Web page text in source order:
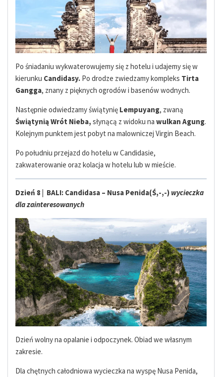
Po śniadaniu wykwaterowujemy się z hotelu i udajemy się w
kierunku Candidasy. Po drodze zwiedzamy kompleks Tirta
Gangga, znany z pięknych ogrodów i basenów wodnych.
Następnie odwiedzamy świątynię Lempuyang, zwaną
Świątynią Wrót Nieba, słynącą z widoku na wulkan Agung.
Kolejnym punktem jest pobyt na malowniczej Virgin Beach.
Po południu przejazd do hotelu w Candidasie,
zakwaterowanie oraz kolacja w hotelu lub w mieście.
Dzień 8 | BALI: Candidasa – Nusa Penida(Ś,-,-) wycieczka
dla zainteresowanych
Dzień wolny na opalanie i odpoczynek. Obiad we własnym
zakresie.
Dla chętnych całodniowa wycieczka na wyspę Nusa Penida,